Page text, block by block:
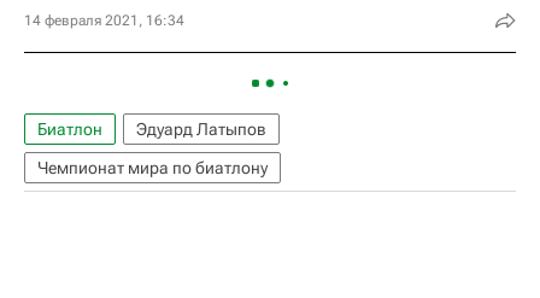
14 февраля 2021, 16:34
Биатлон
Эдуард Латыпов
Чемпионат мира по биатлону